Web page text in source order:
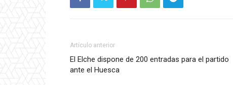
Artículo anterior
El Elche dispone de 200 entradas para el partido
ante el Huesca